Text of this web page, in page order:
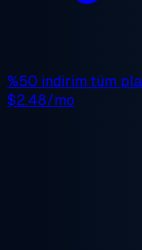
%50 indirim tüm
$2.48/mo